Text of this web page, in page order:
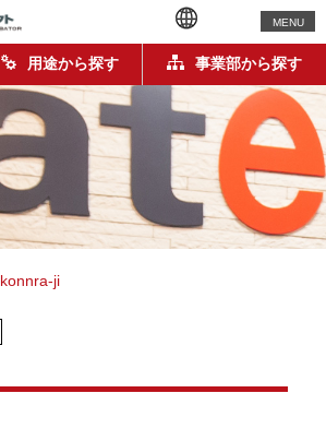
MENU
用途から探す 事業部から探す
konnra-ji